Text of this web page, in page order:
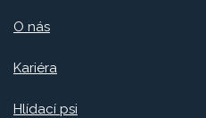
O nás
Kariéra
Hlídací psi